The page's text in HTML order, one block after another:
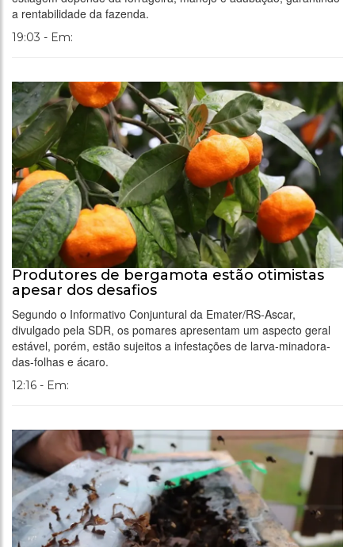
a rentabilidade da fazenda.
19:03 - Em:
Produtores de bergamota estão otimistas
apesar dos desafios
Segundo o Informativo Conjuntural da Emater/RS-Ascar,
divulgado pela SDR, os pomares apresentam um aspecto geral
estável, porém, estão sujeitos a infestações de larva-minadora-
das-folhas e ácaro.
12:16 - Em: